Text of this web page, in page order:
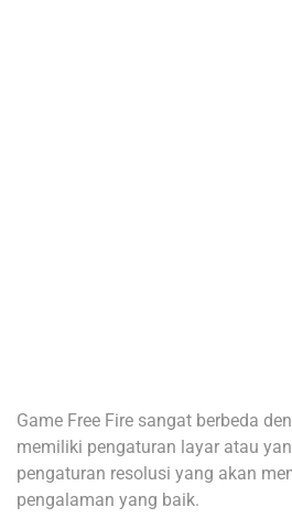
Game Free Fire sangat berbeda
memiliki pengaturan layar atau
pengaturan resolusi yang akan
pengalaman yang baik.